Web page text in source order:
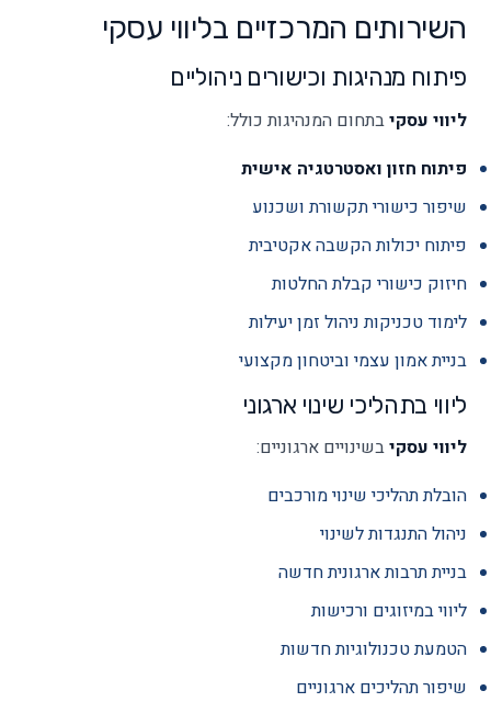
השירותים המרכזיים בליווי עסקי
פיתוח מנהיגות וכישורים ניהוליים
ליווי עסקיבתחום המנהיגות כולל:
פיתוח חזון ואסטרטגיה אישית
שיפור כישורי תקשורת ושכנוע
פיתוח יכולות הקשבה אקטיבית
חיזוק כישורי קבלת החלטות
לימוד טכניקות ניהול זמן יעילות
בניית אמון עצמי וביטחון מקצועי
ליווי בתהליכי שינוי ארגוני
ליווי עסקיבשינויים ארגוניים:
הובלת תהליכי שינוי מורכבים
ניהול התנגדות לשינוי
בניית תרבות ארגונית חדשה
ליווי במיזוגים ורכישות
הטמעת טכנולוגיות חדשות
שיפור תהליכים ארגוניים